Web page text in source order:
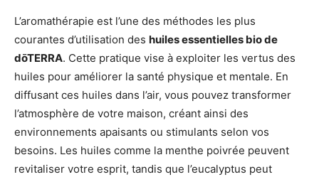
L’aromathérapie est l’une des méthodes les plus
courantes d’utilisation des huiles essentielles bio de
dōTERRA. Cette pratique vise à exploiter les vertus des
huiles pour améliorer la santé physique et mentale. En
diffusant ces huiles dans l’air, vous pouvez transformer
l’atmosphère de votre maison, créant ainsi des
environnements apaisants ou stimulants selon vos
besoins. Les huiles comme la menthe poivrée peuvent
revitaliser votre esprit, tandis que l’eucalyptus peut